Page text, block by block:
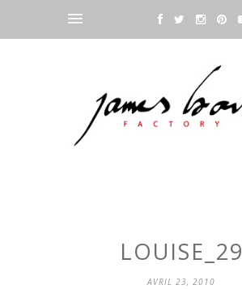
LOUISE_29
AVRIL 23, 2010